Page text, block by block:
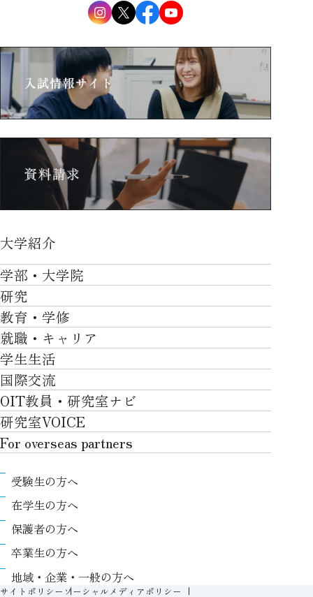
大学紹介
大学紹介TOP
OVER THE LIMIT
大学について
施設一覧
社会・地域・高大連携
川上村での取り組み
アクセス
ポリシー/コンプライアンス
卒業生VOICE
学部・大学院
学部・大学院TOP
工学部
ロボティクス＆デザイン工学部
情報科学部
知的財産学部
工学研究科
ロボティクス＆デザイン工学研究科
知的財産専門職大学院
研究
研究TOP
研究について
産官学連携
教育・学修
教育・学修TOP
卒業時質保証を担う独自の教育システム
自律学修
学習支援
リカレント教育プログラム
高大接続
教職課程
教育センター
履修、授業、試験について
シラバス
FD活動
就職・キャリア
就職・キャリアTOP
就職サポート
キャリア形成
インターンシップ
学生生活
学生生活TOP
キャンパスライフ
課外活動
学費
奨学金
生活支援
情報センター
証明書発行について（在学生向け）
保健室
学生生活に関する相談窓口
国際交流
国際交流TOP
グローバルな人材育成
国際交流プログラムについて
国際交流プログラムのサポート体制等
キャンパス内での国際交流
国際交流センター
協定校
For foreigners
OIT教員・研究室ナビ
研究室VOICE
For overseas partners
About
Research
International (Exchange students / Overseas
partners)
Contact
受験生の方へ
在学生の方へ
保護者の方へ
卒業生の方へ
地域・企業・一般の方へ
サイトポリシー ソーシャルメディアポリシー